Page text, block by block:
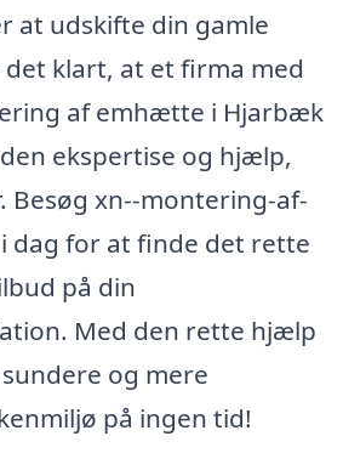
at udskifte din gamle
klart, at et firma med
af emhætte i Hjarbæk
ekspertise og hjælp,
Besøg xn--montering-af-
dag for at finde det rette
på din
Med den rette hjælp
og mere
på ingen tid!